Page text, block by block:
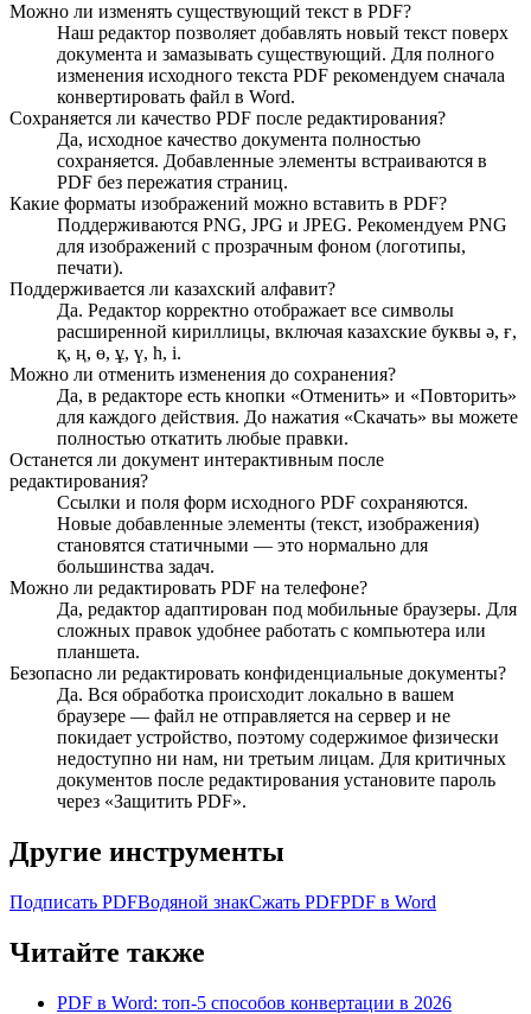
Можно ли изменять существующий текст в PDF?
Наш редактор позволяет добавлять новый текст поверх
документа и замазывать существующий. Для полного
изменения исходного текста PDF рекомендуем сначала
конвертировать файл в Word.
Сохраняется ли качество PDF после редактирования?
Да, исходное качество документа полностью
сохраняется. Добавленные элементы встраиваются в
PDF без пережатия страниц.
Какие форматы изображений можно вставить в PDF?
Поддерживаются PNG, JPG и JPEG. Рекомендуем PNG
для изображений с прозрачным фоном (логотипы,
печати).
Поддерживается ли казахский алфавит?
Да. Редактор корректно отображает все символы
расширенной кириллицы, включая казахские буквы ә, ғ,
қ, ң, ө, ұ, ү, һ, і.
Можно ли отменить изменения до сохранения?
Да, в редакторе есть кнопки «Отменить» и «Повторить»
для каждого действия. До нажатия «Скачать» вы можете
полностью откатить любые правки.
Останется ли документ интерактивным после
редактирования?
Ссылки и поля форм исходного PDF сохраняются.
Новые добавленные элементы (текст, изображения)
становятся статичными — это нормально для
большинства задач.
Можно ли редактировать PDF на телефоне?
Да, редактор адаптирован под мобильные браузеры. Для
сложных правок удобнее работать с компьютера или
планшета.
Безопасно ли редактировать конфиденциальные документы?
Да. Вся обработка происходит локально в вашем
браузере — файл не отправляется на сервер и не
покидает устройство, поэтому содержимое физически
недоступно ни нам, ни третьим лицам. Для критичных
документов после редактирования установите пароль
через «Защитить PDF».
Другие инструменты
Подписать PDFВодяной знакСжать PDFPDF в Word
Читайте также
PDF в Word: топ-5 способов конвертации в 2026